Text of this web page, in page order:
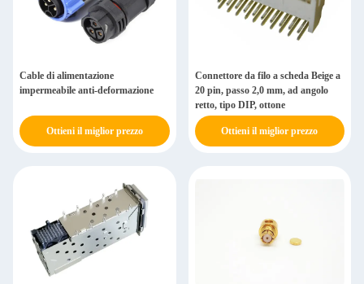
Cable di alimentazione
impermeabile anti-deformazione
Ottieni il miglior prezzo
Connettore da filo a scheda Beige a
20 pin, passo 2,0 mm, ad angolo
retto, tipo DIP, ottone
Ottieni il miglior prezzo